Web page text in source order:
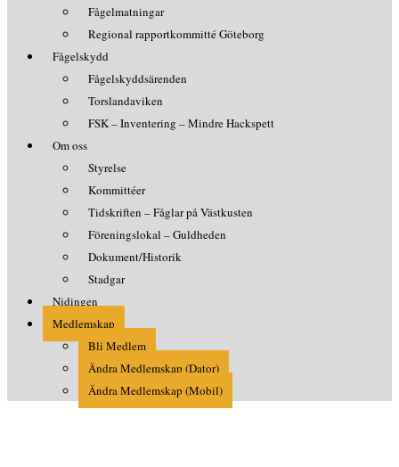
Fågelmatningar
Regional rapportkommitté Göteborg
Fågelskydd
Fågelskyddsärenden
Torslandaviken
FSK – Inventering – Mindre Hackspett
Om oss
Styrelse
Kommittéer
Tidskriften – Fåglar på Västkusten
Föreningslokal – Guldheden
Dokument/Historik
Stadgar
Nidingen
Medlemskap
Bli Medlem
Ändra Medlemskap (Dator)
Ändra Medlemskap (Mobil)